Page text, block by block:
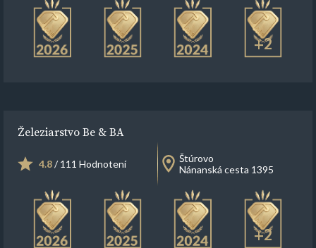
+2
Železiarstvo Be & BA
4.8/ 111 Hodnotení
Štúrovo
Nánanská cesta 1395
+2